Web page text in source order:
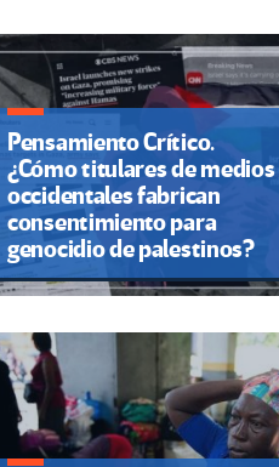
Pensamiento Crítico.
¿Cómo titulares de medios
occidentales fabrican
consentimiento para
genocidio de palestinos?